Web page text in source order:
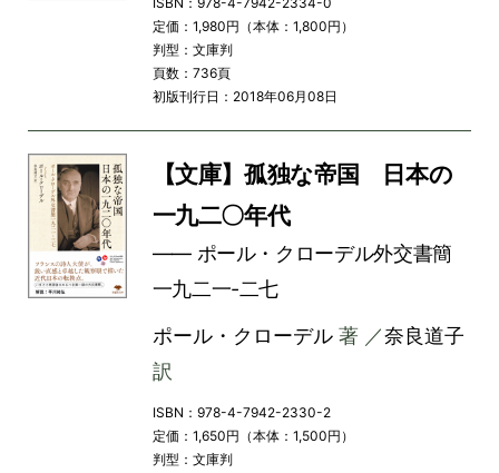
定価：1,980円（本体：1,800円）
判型：文庫判
頁数：736頁
初版刊行日：2018年06月08日
【文庫】孤独な帝国 日本の
一九二〇年代
―― ポール・クローデル外交書簡
一九二一-二七
ポール・クローデル著 ／奈良道子
訳
ISBN：978-4-7942-2330-2
定価：1,650円（本体：1,500円）
判型：文庫判